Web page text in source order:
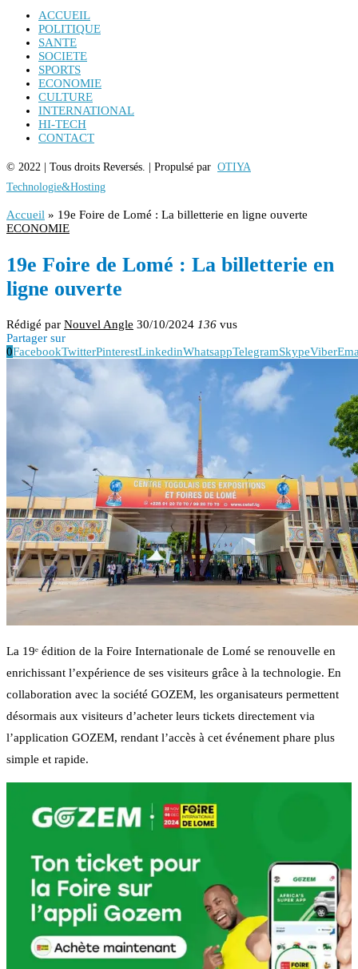
ACCUEIL
POLITIQUE
SANTE
SOCIETE
SPORTS
ECONOMIE
CULTURE
INTERNATIONAL
HI-TECH
CONTACT
© 2022 | Tous droits Reversés. | Propulsé par OTIYA
Technologie&Hosting
Accueil » 19e Foire de Lomé : La billetterie en ligne ouverte
ECONOMIE
19e Foire de Lomé : La billetterie en
ligne ouverte
Rédigé par Nouvel Angle 30/10/2024 136 vus
Partager sur
0FacebookTwitterPinterestLinkedinWhatsappTelegramSkypeViber
La 19ᵉ édition de la Foire Internationale de Lomé se renouvelle en
enrichissant l’expérience de ses visiteurs grâce à la technologie. En
collaboration avec la société GOZEM, les organisateurs permettent
désormais aux visiteurs d’acheter leurs tickets directement via
l’application GOZEM, rendant l’accès à cet événement phare plus
simple et rapide.